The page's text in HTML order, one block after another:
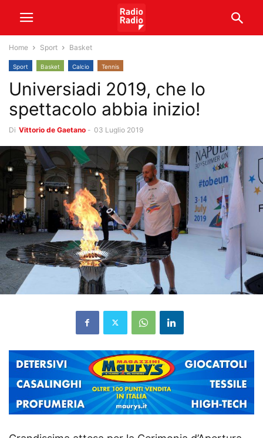
Home Sport Basket
Sport Basket Calcio Tennis
Universiadi 2019, che lo
spettacolo abbia inizio!
Di Vittorio de Gaetano - 03 Luglio 2019